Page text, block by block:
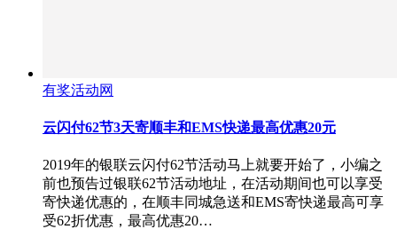
有奖活动网
云闪付62节3天寄顺丰和EMS快递最高优惠20元
2019年的银联云闪付62节活动马上就要开始了，小编之
前也预告过银联62节活动地址，在活动期间也可以享受
寄快递优惠的，在顺丰同城急送和EMS寄快递最高可享
受62折优惠，最高优惠20…